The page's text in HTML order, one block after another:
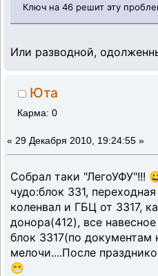
Ключ на 46 решит эту
Или разводной,
Юта
Карма: 0
« 29 Декабря 2010, 19:24:55 »
Собрал таки "ЛегоУФУ"!!!
чудо:блок 331,
коленвал и ГБЦ от 3317,
донора(412), все
блок 3317(по
мелочи....После
😁